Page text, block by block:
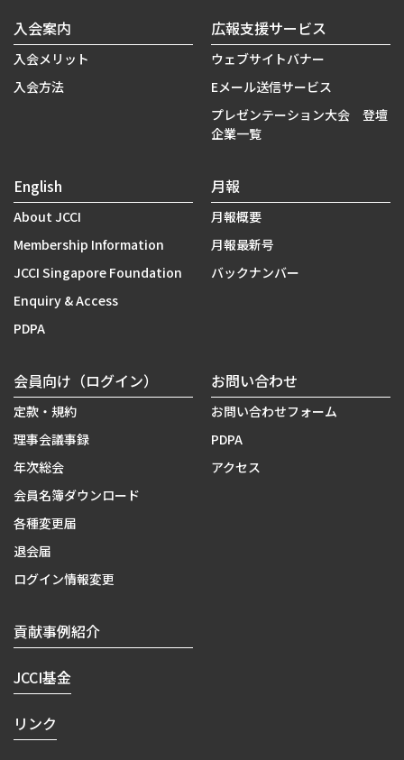
入会案内
入会メリット
入会方法
広報支援サービス
ウェブサイトバナー
Eメール送信サービス
プレゼンテーション大会 登壇
企業一覧
English
About JCCI
Membership Information
JCCI Singapore Foundation
Enquiry & Access
PDPA
月報
月報概要
月報最新号
バックナンバー
会員向け（ログイン）
定款・規約
理事会議事録
年次総会
会員名簿ダウンロード
各種変更届
退会届
ログイン情報変更
お問い合わせ
お問い合わせフォーム
PDPA
アクセス
貢献事例紹介
JCCI基金
リンク